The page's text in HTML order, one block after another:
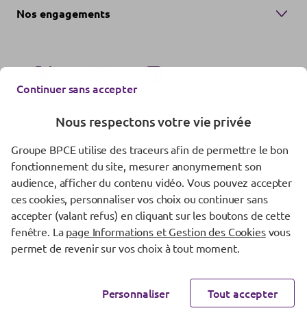
Nos engagements
Mentions réglementaires
Données personnelles
Gestion des cookies
Vigilance fraude
Accessibilité : partiellement conforme
Continuer sans accepter
Nous respectons votre vie privée
Groupe BPCE utilise des traceurs afin de permettre le bon
fonctionnement du site, mesurer anonymement son
audience, afficher du contenu vidéo. Vous pouvez accepter
ces cookies, personnaliser vos choix ou continuer sans
accepter (valant refus) en cliquant sur les boutons de cette
fenêtre. La page Informations et Gestion des Cookiesvous
permet de revenir sur vos choix à tout moment.
Personnaliser Tout accepter